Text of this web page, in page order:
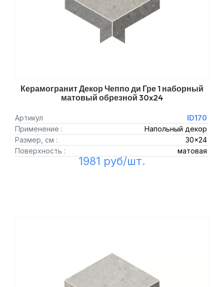
Керамогранит Декор Чеппо ди Гре 1 наборный
матовый обрезной 30x24
Артикул
ID170
Применение :
Напольный декор
Размер, см :
30x24
Поверхность :
матовая
1981 руб/шт.